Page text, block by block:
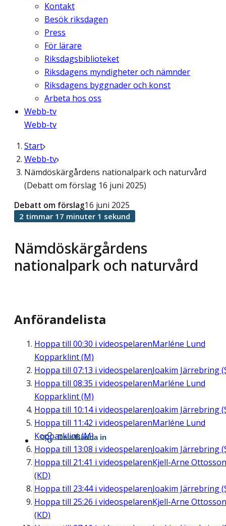
Kontakt
Besök riksdagen
Press
För lärare
Riksdagsbiblioteket
Riksdagens myndigheter och nämnder
Riksdagens byggnader och konst
Arbeta hos oss
Webb-tv
Webb-tv
Start
Webb-tv
Nämdöskärgårdens nationalpark och naturvård
(Debatt om förslag 16 juni 2025)
Nämdöskärgårdens
nationalpark och naturvård
Debatt om förslag16 juni 2025
2 timmar 17 minuter 1 sekund
Anförandelista
Hoppa till 00:30 i videospelarenMarléne Lund
Kopparklint (M)
Hoppa till 07:13 i videospelarenJoakim Järrebring
Hoppa till 08:35 i videospelarenMarléne Lund
Kopparklint (M)
Hoppa till 10:14i videospelarenJoakim Järrebring
Hoppa till 11:42 i videospelarenMarléne Lund
Kopparklint (M)
Hoppa till 13:08 i videospelarenJoakim Järrebring
Hoppa till 21:41 i videospelarenKjell-Arne Ottosson
(KD)
Hoppa till 23:44i videospelarenJoakim Järrebring
Hoppa till 25:26 i videospelarenKjell-Arne Ottosson
(KD)
Dela/Bädda in